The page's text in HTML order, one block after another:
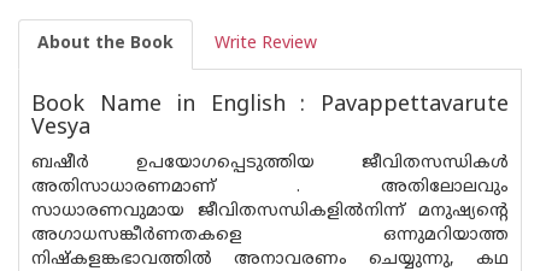
About the Book Write Review
Book Name in English : Pavappettavarute
Vesya
ബഷീര്‍ ഉപയോഗപ്പെടുത്തിയ ജീവിതസന്ധികള്‍
അതിസാധാരണമാണ് . അതിലോലവും
സാധാരണവുമായ ജീവിതസന്ധികളില്‍നിന്ന് മനുഷ്യന്റെ
അഗാധസങ്കീര്‍ണതകളെ ഒന്നുമറിയാത്ത
നിഷ്കളങ്കഭാവത്തില്‍ അനാവരണം ചെയ്യുന്നു, കഥ